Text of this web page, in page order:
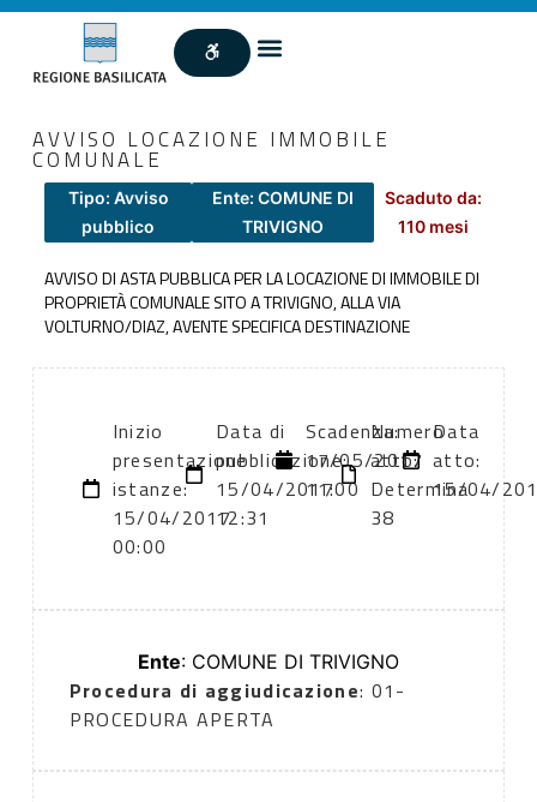
AVVISO LOCAZIONE IMMOBILE
COMUNALE
Tipo: Avviso
pubblico
Ente: COMUNE DI
TRIVIGNO
Scaduto da:
110 mesi
AVVISO DI ASTA PUBBLICA PER LA LOCAZIONE DI IMMOBILE DI
PROPRIETÀ COMUNALE SITO A TRIVIGNO, ALLA VIA
VOLTURNO/DIAZ, AVENTE SPECIFICA DESTINAZIONE
Inizio
presentazione
istanze:
15/04/2017
00:00
Data di
pubblicazione:
15/04/2017
12:31
Scadenza:
17/05/2017
11:00
Numero
atto:
Determina
38
Data
atto:
15/04/
Ente: COMUNE DI TRIVIGNO
Procedura di aggiudicazione: 01-
PROCEDURA APERTA